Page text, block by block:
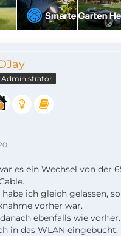
Administrator
es ein Wechsel von der
habe ich gleich gelassen,
vorher war.
ebenfalls wie
in das WLAN eingebucht.